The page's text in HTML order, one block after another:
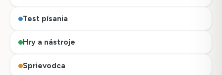
Test písania
Hry a nástroje
Sprievodca